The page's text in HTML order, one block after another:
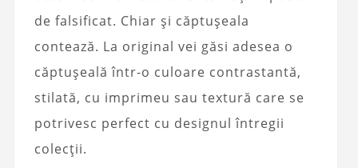
de falsificat. Chiar și căptușeala
contează. La original vei găsi adesea o
căptușeală într-o culoare contrastantă,
stilată, cu imprimeu sau textură care se
potrivesc perfect cu designul întregii
colecții.